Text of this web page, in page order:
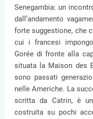
Senegambia: un
dall’andamento
forte suggestione, che
cui i francesi
Gorée di fronte alla
situata la Maison des
sono passati
nelle Americhe. La
scritta da Catrin, è
costruita su pochi